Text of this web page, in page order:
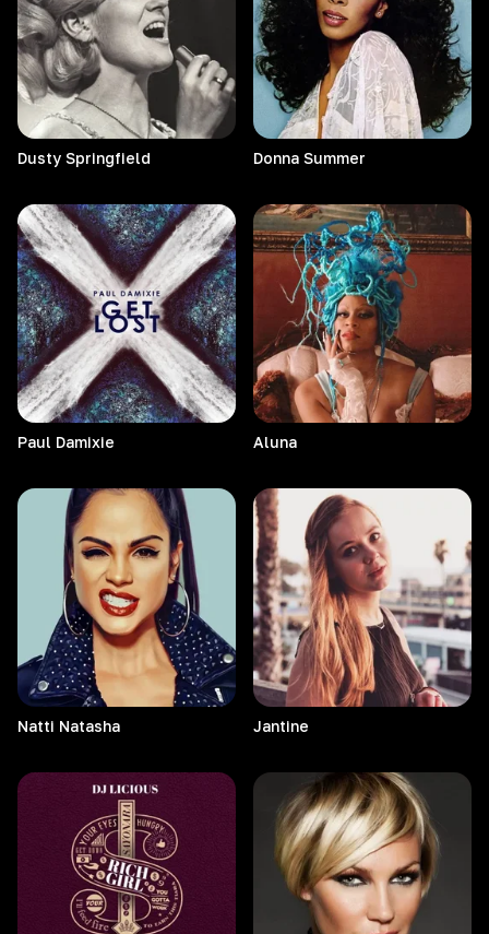
Dusty Springfield Donna Summer
Paul Damixie Aluna
Natti Natasha Jantine